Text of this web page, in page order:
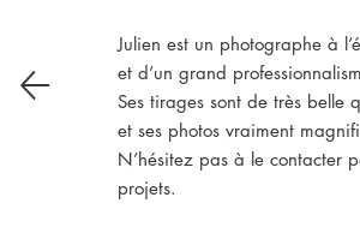
Julien est un photographe à
et d’un grand
Ses tirages sont de très belle
et ses photos vraiment
N’hésitez pas à le contacter
projets.